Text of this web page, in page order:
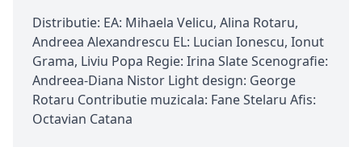
Distributie: EA: Mihaela Velicu, Alina Rotaru,
Andreea Alexandrescu EL: Lucian Ionescu, Ionut
Grama, Liviu Popa Regie: Irina Slate Scenografie:
Andreea-Diana Nistor Light design: George
Rotaru Contributie muzicala: Fane Stelaru Afis:
Octavian Catana